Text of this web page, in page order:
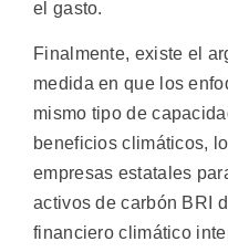
el gasto.
Finalmente, existe el
medida en que los
mismo tipo de
beneficios climáticos,
empresas estatales
activos de carbón BRI
financiero climático